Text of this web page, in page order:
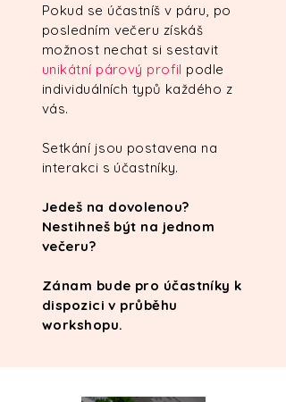
Pokud se účastníš v páru, po
posledním večeru získáš
možnost nechat si sestavit
unikátní párový profil podle
individuálních typů každého z
vás.
Setkání jsou postavena na
interakci s účastníky.
Jedeš na dovolenou?
Nestihneš být na jednom
večeru?
Zánam bude pro účastníky k
dispozici v průběhu
workshopu.